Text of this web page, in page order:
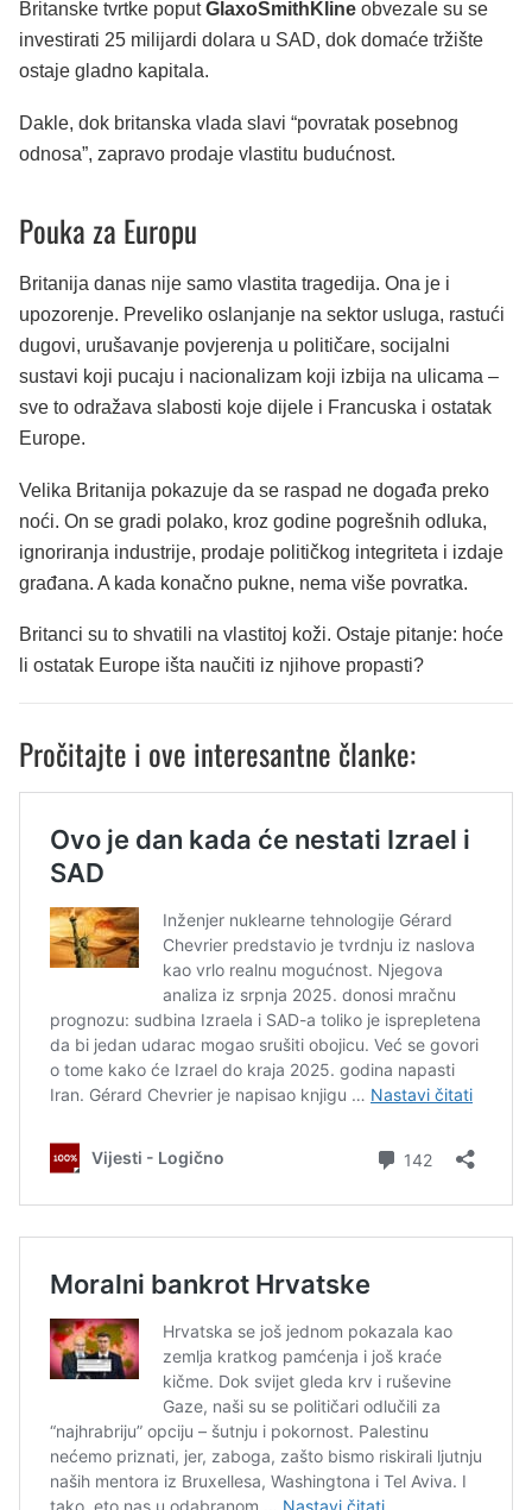
Britanske tvrtke poputGlaxoSmithKline obvezale su se
investirati 25 milijardi dolara u SAD, dok domaće tržište
ostaje gladno kapitala.
Dakle, dok britanska vlada slavi “povratak posebnog
odnosa”, zapravo prodaje vlastitu budućnost.
Pouka za Europu
Britanija danas nije samo vlastita tragedija. Ona je i
upozorenje. Preveliko oslanjanje na sektor usluga, rastući
dugovi, urušavanje povjerenja u političare, socijalni
sustavi koji pucaju i nacionalizam koji izbija na ulicama –
sve to odražava slabosti koje dijele i Francuska i ostatak
Europe.
Velika Britanija pokazuje da se raspad ne događa preko
noći. On se gradi polako, kroz godine pogrešnih odluka,
ignoriranja industrije, prodaje političkog integriteta i izdaje
građana. A kada konačno pukne, nema više povratka.
Britanci su to shvatili na vlastitoj koži. Ostaje pitanje: hoće
li ostatak Europe išta naučiti iz njihove propasti?
Pročitajte i ove interesantne članke: